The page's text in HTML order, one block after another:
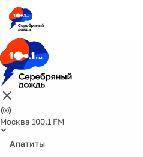
Москва 100.1 FM
Апатиты